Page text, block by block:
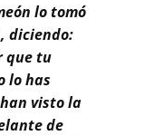
lo tomó
diciendo:
que tu
lo has
visto la
de